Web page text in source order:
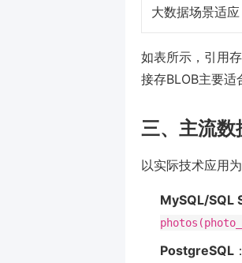
大数据场景适应
如表所示，引用
接存BLOB主要
三、主流数
以实际技术应用
MySQL/SQL
PostgreSQL